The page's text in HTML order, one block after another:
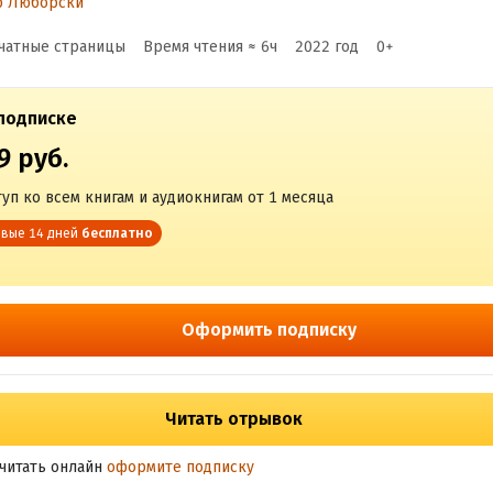
поддерживающему
страницы Время чтения ≈ 6ч 2022 год 0+
руб.
ко всем книгам и аудиокнигам от 1 месяца
14 дней бесплатно
Оформить подписку
Читать отрывок
онлайн оформите подписку